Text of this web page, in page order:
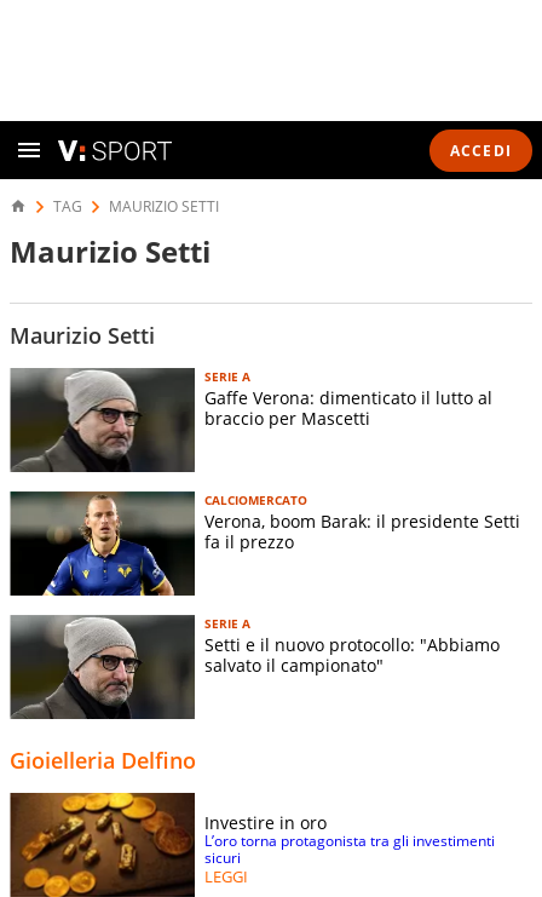
ACCEDI
TAG MAURIZIO SETTI
Maurizio Setti
Maurizio Setti
SERIE A
Gaffe Verona: dimenticato il lutto al
braccio per Mascetti
CALCIOMERCATO
Verona, boom Barak: il presidente Setti
fa il prezzo
SERIE A
Setti e il nuovo protocollo: "Abbiamo
salvato il campionato"
Gioielleria Delfino
Investire in oro
L’oro torna protagonista tra gli investimenti
sicuri
LEGGI